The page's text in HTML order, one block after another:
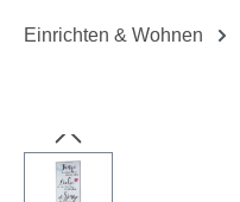
Einrichten & Wohnen
Bildergalerie überspringen